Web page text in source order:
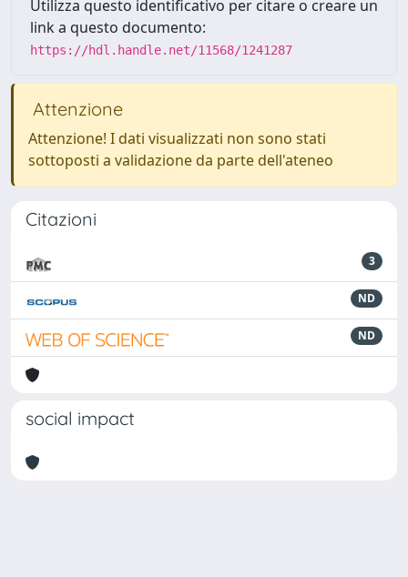
Utilizza questo identificativo per citare o creare un
link a questo documento:
https://hdl.handle.net/11568/1241287
Attenzione
Attenzione! I dati visualizzati non sono stati
sottoposti a validazione da parte dell'ateneo
Citazioni
3
ND
ND
social impact